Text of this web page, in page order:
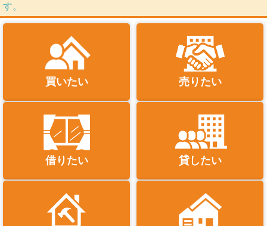
す。
買いたい 売りたい
借りたい 貸したい